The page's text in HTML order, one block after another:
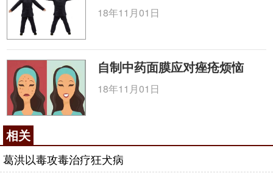
18年11月01日
自制中药面膜应对痤疮烦恼
18年11月01日
相关
葛洪以毒攻毒治疗狂犬病